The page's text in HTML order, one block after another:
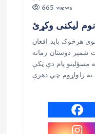
665 views
لیکنی وکړئ
هرڅوک بايد افغان
شمېر دوستان زمانه
مسؤلينو پام دې ټکې
دهرې…